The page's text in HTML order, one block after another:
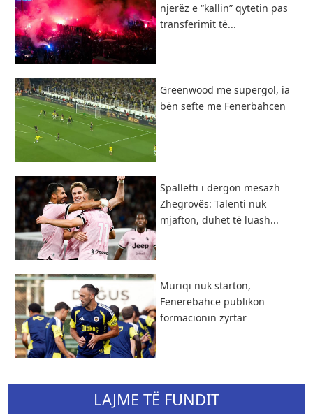
njerëz e “kallin” qytetin pas
transferimit të...
Greenwood me supergol, ia
bën sefte me Fenerbahcen
Spalletti i dërgon mesazh
Zhegrovës: Talenti nuk
mjafton, duhet të luash...
Muriqi nuk starton,
Fenerebahce publikon
formacionin zyrtar
LAJME TË FUNDIT